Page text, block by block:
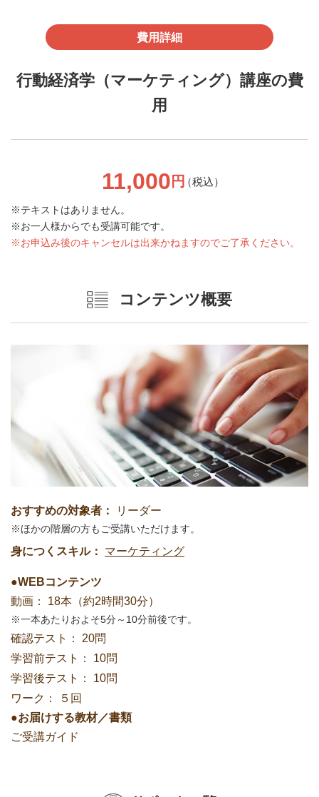
費用詳細
行動経済学（マーケティング）講座の費
用
11,000 円（税込）
テキストはありません。
お一人様からでも受講可能です。
お申込み後のキャンセルは出来かねますのでご了承ください。
コンテンツ概要
おすすめの対象者： リーダー
ほかの階層の方もご受講いただけます。
身につくスキル： マーケティング
●WEBコンテンツ
動画：
18本（約2時間30分）
一本あたりおよそ5分～10分前後です。
確認テスト：
20問
学習前テスト：
10問
学習後テスト：
10問
ワーク：
５回
●お届けする教材／書類
ご受講ガイド